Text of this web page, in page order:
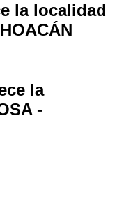
la localidad
la
-